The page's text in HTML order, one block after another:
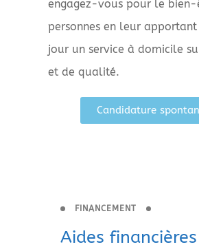
engagez-vous pour le bien-
personnes en leur apportant
jour un service à domicile
et de qualité.
Candidature
FINANCEMENT
Aides financières